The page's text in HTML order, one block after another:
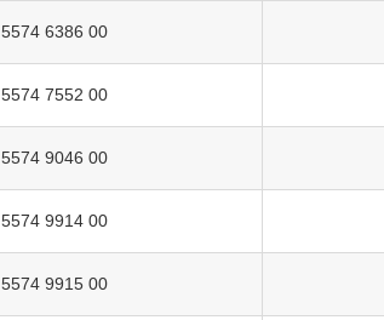
5574 6386 00
5574 7552 00
5574 9046 00
5574 9914 00
5574 9915 00